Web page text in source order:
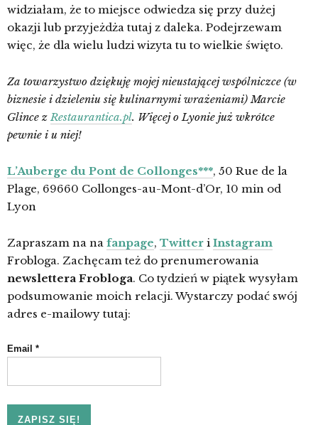
widziałam, że to miejsce odwiedza się przy dużej
okazji lub przyjeżdża tutaj z daleka. Podejrzewam
więc, że dla wielu ludzi wizyta tu to wielkie święto.
Za towarzystwo dziękuję mojej nieustającej wspólniczce (w
biznesie i dzieleniu się kulinarnymi wrażeniami) Marcie
Glince zRestaurantica.pl. Więcej o Lyonie już wkrótce
pewnie i u niej!
L’Auberge du Pont de Collonges***, 50 Rue de la
Plage, 69660 Collonges-au-Mont-d’Or, 10 min od
Lyon
Zapraszam na na fanpage, Twitter i Instagram
Frobloga. Zachęcam też do prenumerowania
newslettera Frobloga. Co tydzień w piątek wysyłam
podsumowanie moich relacji. Wystarczy podać swój
adres e-mailowy tutaj:
Email *